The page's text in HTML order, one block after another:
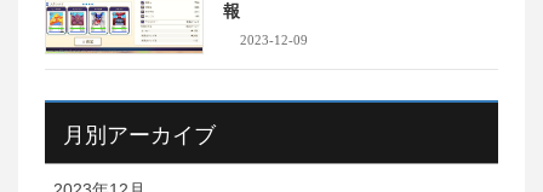
報
2023-12-09
月別アーカイブ